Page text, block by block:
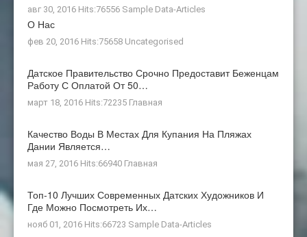
авг 30, 2016 Hits:76556 Sample Data-Articles
О Нас
фев 20, 2016 Hits:75658 Uncategorised
Датское Правительство Срочно Предоставит Беженцам
Работу С Оплатой От 50…
март 18, 2016 Hits:72235 Главная
Качество Воды В Местах Для Купания На Пляжах
Дании Является…
мая 27, 2016 Hits:66940 Главная
Топ-10 Лучших Современных Датских Художников И
Где Можно Посмотреть Их…
нояб 01, 2016 Hits:66723 Sample Data-Articles